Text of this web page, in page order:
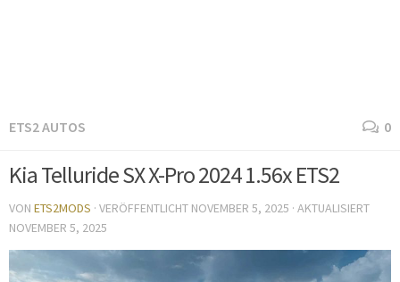
ETS2 AUTOS 0
Kia Telluride SX X-Pro 2024 1.56x ETS2
VON ETS2MODS · VERÖFFENTLICHT NOVEMBER 5, 2025 · AKTUALISIERT
NOVEMBER 5, 2025